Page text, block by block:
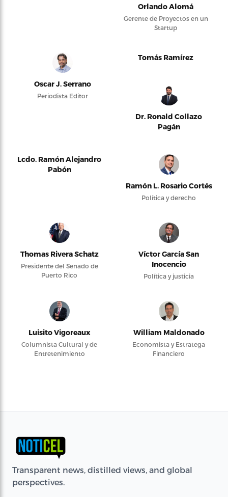
Orlando Alomá
Gerente de Proyectos en un
Startup
Oscar J. Serrano
Periodista Editor
Tomás Ramírez
Dr. Ronald Collazo
Pagán
Lcdo. Ramón Alejandro
Pabón
Ramón L. Rosario Cortés
Política y derecho
Thomas Rivera Schatz
Presidente del Senado de
Puerto Rico
Víctor García San
Inocencio
Política y justicia
Luisito Vigoreaux
Columnista Cultural y de
Entretenimiento
William Maldonado
Economista y Estratega
Financiero
Transparent news, distilled views, and global
perspectives.